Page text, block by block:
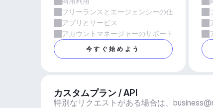
フリーランスとエージェンシーの仕事
アプリとサービス
アカウントマネージャーのサポート
今すぐ始めよう
カスタムプラン / API
特別なリクエストがある場合は、